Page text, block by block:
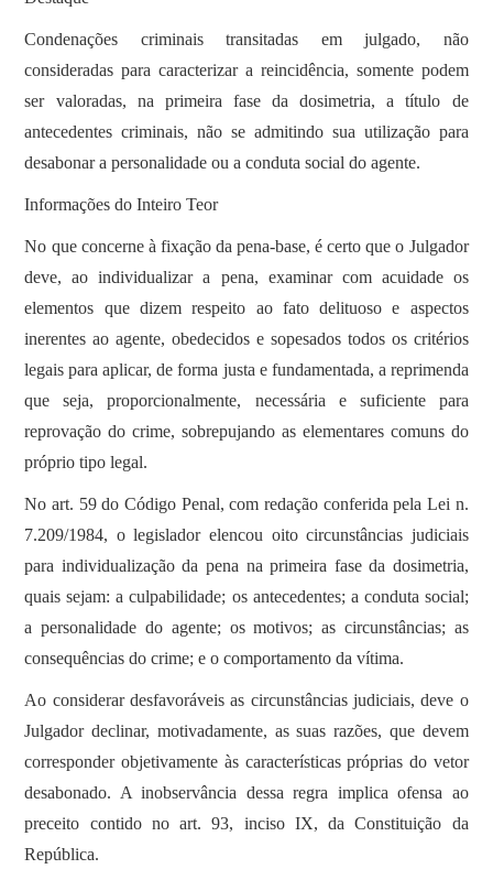
Condenações criminais transitadas em julgado, não
consideradas para caracterizar a reincidência, somente podem
ser valoradas, na primeira fase da dosimetria, a título de
antecedentes criminais, não se admitindo sua utilização para
desabonar a personalidade ou a conduta social do agente.
Informações do Inteiro Teor
No que concerne à fixação da pena-base, é certo que o Julgador
deve, ao individualizar a pena, examinar com acuidade os
elementos que dizem respeito ao fato delituoso e aspectos
inerentes ao agente, obedecidos e sopesados todos os critérios
legais para aplicar, de forma justa e fundamentada, a reprimenda
que seja, proporcionalmente, necessária e suficiente para
reprovação do crime, sobrepujando as elementares comuns do
próprio tipo legal.
No art. 59 do Código Penal, com redação conferida pela Lei n.
7.209/1984, o legislador elencou oito circunstâncias judiciais
para individualização da pena na primeira fase da dosimetria,
quais sejam: a culpabilidade; os antecedentes; a conduta social;
a personalidade do agente; os motivos; as circunstâncias; as
consequências do crime; e o comportamento da vítima.
Ao considerar desfavoráveis as circunstâncias judiciais, deve o
Julgador declinar, motivadamente, as suas razões, que devem
corresponder objetivamente às características próprias do vetor
desabonado. A inobservância dessa regra implica ofensa ao
preceito contido no art. 93, inciso IX, da Constituição da
República.